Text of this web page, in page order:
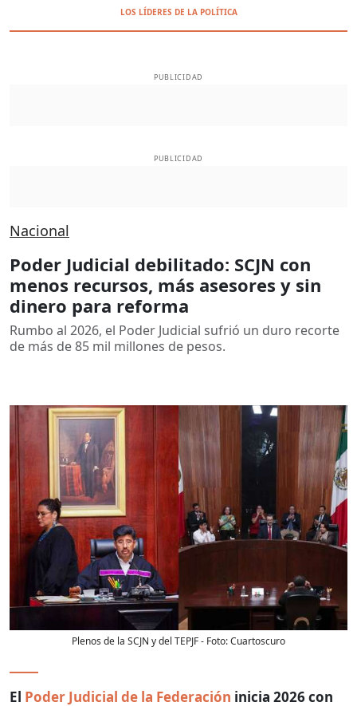
LOS LÍDERES DE LA POLÍTICA
PUBLICIDAD
PUBLICIDAD
Nacional
Poder Judicial debilitado: SCJN con
menos recursos, más asesores y sin
dinero para reforma
Rumbo al 2026, el Poder Judicial sufrió un duro recorte
de más de 85 mil millones de pesos.
Plenos de la SCJN y del TEPJF- Foto:Cuartoscuro
El Poder Judicial de la Federación inicia 2026 con